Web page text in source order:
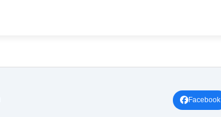
Facebook